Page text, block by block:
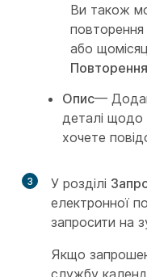
Ви також
або
Повторення
Опис—
деталі щодо
хочете
3 У розділі
електронної
запросити на
Якщо
службу